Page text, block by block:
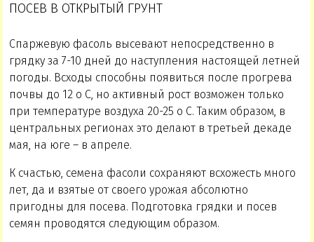
ПОСЕВ В ОТКРЫТЫЙ ГРУНТ
Спаржевую фасоль высевают непосредственно в
грядку за 7-10 дней до наступления настоящей летней
погоды. Всходы способны появиться после прогрева
почвы до 12 о С, но активный рост возможен только
при температуре воздуха 20-25 о С. Таким образом, в
центральных регионах это делают в третьей декаде
мая, на юге – в апреле.
К счастью, семена фасоли сохраняют всхожесть много
лет, да и взятые от своего урожая абсолютно
пригодны для посева. Подготовка грядки и посев
семян проводятся следующим образом.